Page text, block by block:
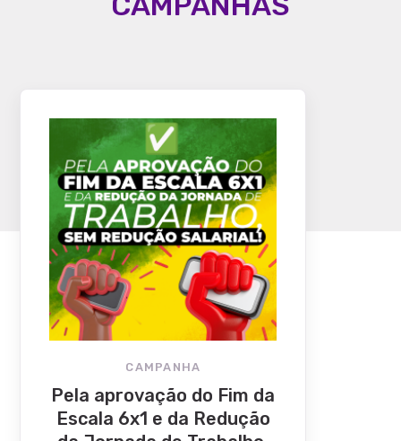
CAMPANHA
Pela aprovação do Fim da
Escala 6x1 e da Redução